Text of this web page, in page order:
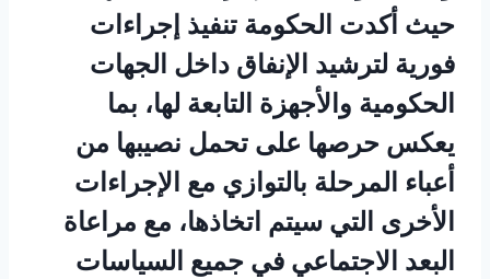
حيث أكدت الحكومة تنفيذ إجراءات
فورية لترشيد الإنفاق داخل الجهات
الحكومية والأجهزة التابعة لها، بما
يعكس حرصها على تحمل نصيبها من
أعباء المرحلة بالتوازي مع الإجراءات
الأخرى التي سيتم اتخاذها، مع مراعاة
البعد الاجتماعي في جميع السياسات